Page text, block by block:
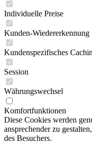
Individuelle Preise
Kunden-Wiedererkennung
Kundenspezifisches
Session
Währungswechsel
Komfortfunktionen
Diese Cookies werden
ansprechender zu
des Besuchers.